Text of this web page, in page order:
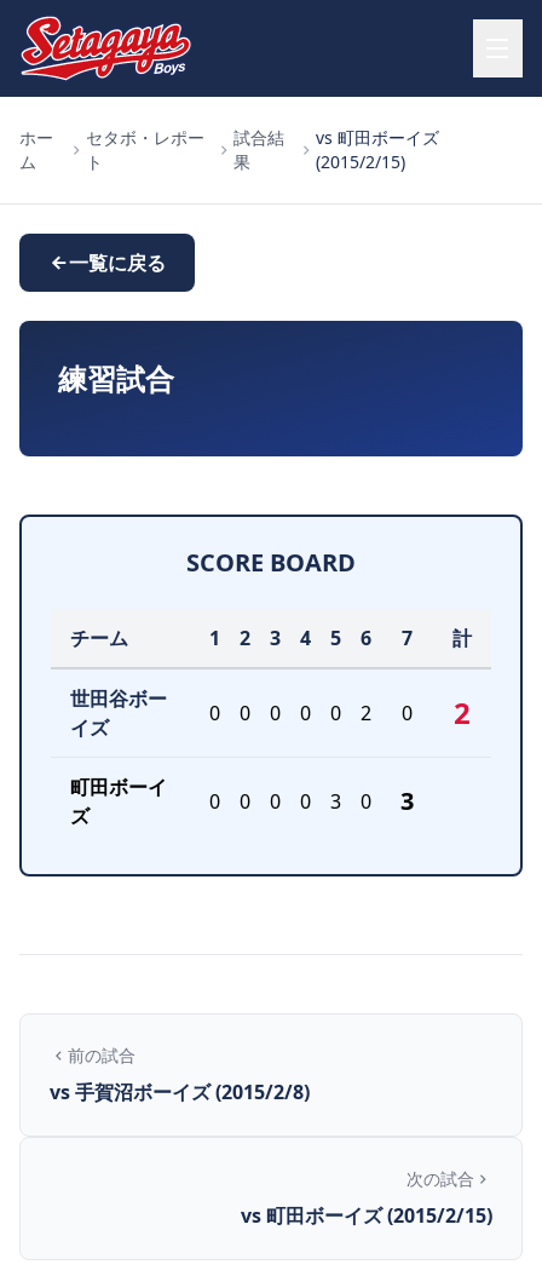
ホー
ム
セタボ・レポー
ト
試合結
果
vs 町田ボーイズ
(2015/2/15)
一覧に戻る
練習試合
SCORE BOARD
チーム 1 2 3 4 5 6 7 計
世田谷ボー
イズ
0 0 0 0 0 2 0 2
町田ボーイ
ズ
0 0 0 0 3 0 3
前の試合
vs 手賀沼ボーイズ (2015/2/8)
次の試合
vs 町田ボーイズ (2015/2/15)